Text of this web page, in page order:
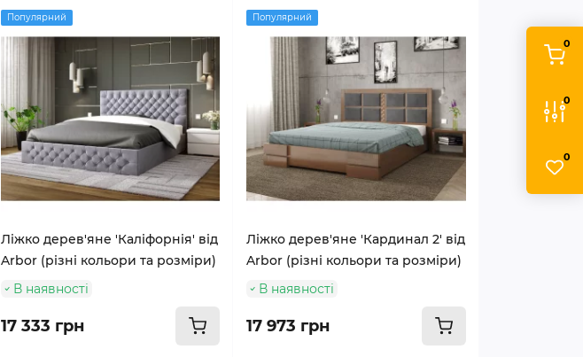
0
0
0
Популярний
Ліжко дерев'яне 'Каліфорнія' від
Arbor (різні кольори та розміри)
В наявності
17 333 грн
Популярний
Ліжко дерев'яне 'Кардинал 2' від
Arbor (різні кольори та розміри)
В наявності
17 973 грн